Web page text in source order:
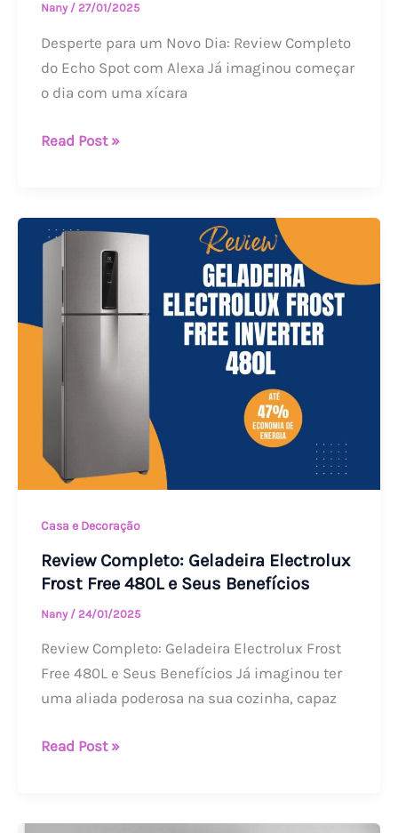
Nany / 27/01/2025
Desperte para um Novo Dia: Review Completo
do Echo Spot com Alexa Já imaginou começar
o dia com uma xícara
Read Post »
Casa e Decoração
Review Completo: Geladeira Electrolux
Frost Free 480L e Seus Benefícios
Nany / 24/01/2025
Review Completo: Geladeira Electrolux Frost
Free 480L e Seus Benefícios Já imaginou ter
uma aliada poderosa na sua cozinha, capaz
Review
Completo:
Electrolux
Frost
480L
Benefícios
Read Post »